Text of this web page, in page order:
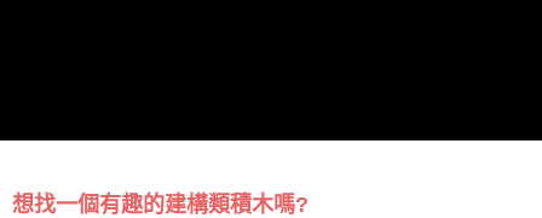
想找一個有趣的建構類積木嗎?